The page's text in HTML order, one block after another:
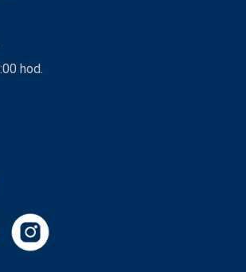
hod.